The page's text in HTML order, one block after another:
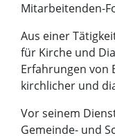
Mitarbeitenden-
Aus einer
für Kirche und
Erfahrungen von
kirchlicher und
Vor seinem
Gemeinde- und